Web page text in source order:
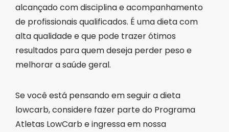
alcançado com disciplina e acompanhamento
de profissionais qualificados. É uma dieta com
alta qualidade e que pode trazer ótimos
resultados para quem deseja perder peso e
melhorar a saúde geral.
Se você está pensando em seguir a dieta
lowcarb, considere fazer parte do Programa
Atletas LowCarb e ingressa em nossa